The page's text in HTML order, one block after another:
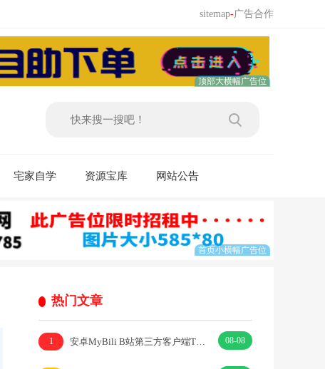
sitemap-广告合作
宅家自学 资源宝库 网站公告
热门文章
1 安卓MyBili B站第三方客户端TV版v1.6.9 08-08